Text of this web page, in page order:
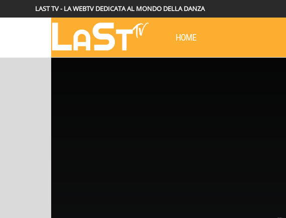
LAST TV - LA WEBTV DEDICATA AL MONDO DELLA DANZA
HOME